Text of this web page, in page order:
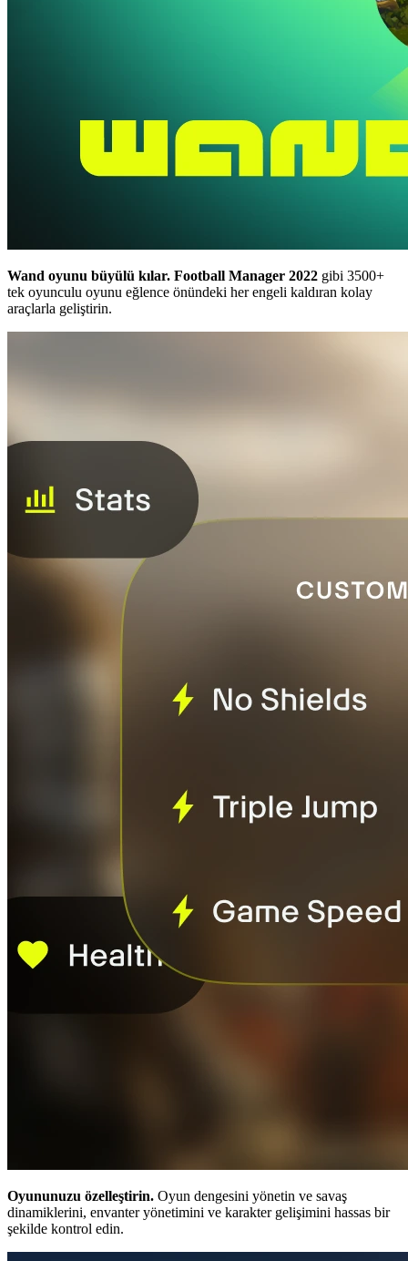
Wand oyunu büyülü kılar. Football Manager 2022 gibi 3500+
tek oyunculu oyunu eğlence önündeki her engeli kaldıran kolay
araçlarla geliştirin.
Oyununuzu özelleştirin. Oyun dengesini yönetin ve savaş
dinamiklerini, envanter yönetimini ve karakter gelişimini hassas bir
şekilde kontrol edin.